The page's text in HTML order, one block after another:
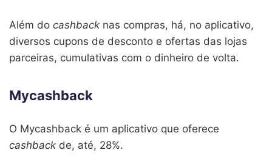
Além do cashback nas compras, há, no aplicativo,
diversos cupons de desconto e ofertas das lojas
parceiras, cumulativas com o dinheiro de volta.
Mycashback
O Mycashback é um aplicativo que oferece
cashback de, até, 28%.